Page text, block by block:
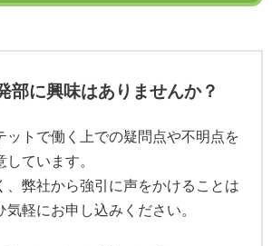
部に興味はありませんか？
ットで働く上での疑問点や不明点を
ています。
、弊社から強引に声をかけることは
軽にお申し込みください。